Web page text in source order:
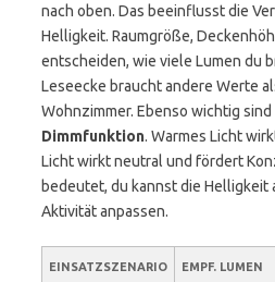
nach oben. Das beeinflusst die
Helligkeit. Raumgröße,
entscheiden, wie viele Lumen du
Leseecke braucht andere Werte
Wohnzimmer. Ebenso wichtig sind
Dimmfunktion. Warmes Licht
Licht wirkt neutral und fördert
bedeutet, du kannst die Helligkeit
Aktivität anpassen.
EINSATZSZENARIO EMPF. LUMEN